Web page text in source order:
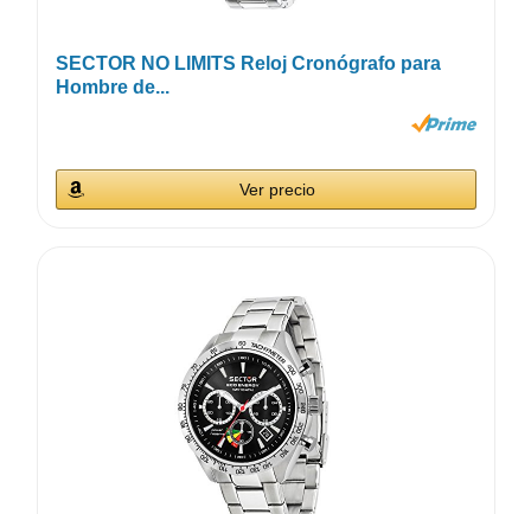
SECTOR NO LIMITS Reloj Cronógrafo para
Hombre de...
Ver precio